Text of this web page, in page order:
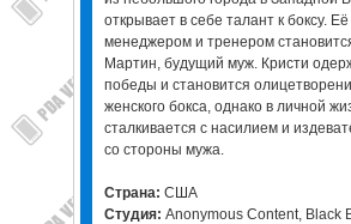
открывает в себе талант к боксу. Её
менеджером и тренером
Мартин, будущий муж. Кристи
победы и становится
женского бокса, однако в личной
сталкивается с насилием и
со стороны мужа.
Страна: США
Студия: Anonymous Content, Black